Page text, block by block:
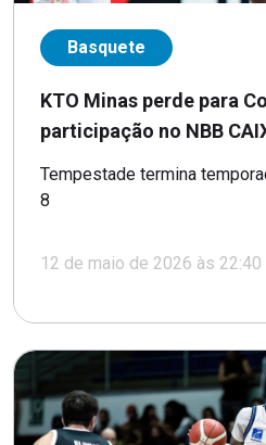
Basquete
KTO Minas perde para
participação no NBB
Tempestade termina
8
12 de maio de 2026 às 22:40